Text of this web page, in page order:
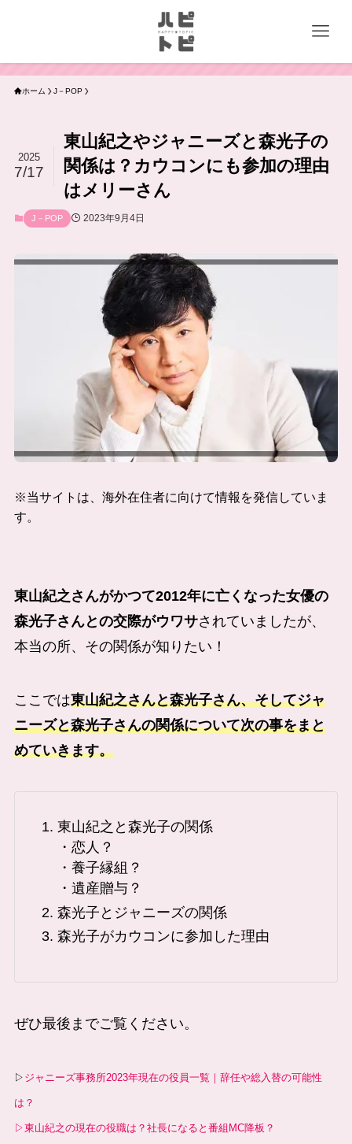
ホーム J－POP
東山紀之やジャニーズと森光子の
関係は？カウコンにも参加の理由
はメリーさん
2025
7/17
J－POP 2023年9月4日
※当サイトは、海外在住者に向けて情報を発信していま
す。
東山紀之さんがかつて2012年に亡くなった女優の
森光子さんとの交際がウワサされていましたが、
本当の所、その関係が知りたい！
ここでは東山紀之さんと森光子さん、そしてジャ
ニーズと森光子さんの関係について次の事をまと
めていきます。
東山紀之と森光子の関係
・恋人？
・養子縁組？
・遺産贈与？
森光子とジャニーズの関係
森光子がカウコンに参加した理由
ぜひ最後までご覧ください。
▷ ジャニーズ事務所2023年現在の役員一覧｜辞任や総入替の可能性
は？
▷東山紀之の現在の役職は？社長になると番組MC降板？